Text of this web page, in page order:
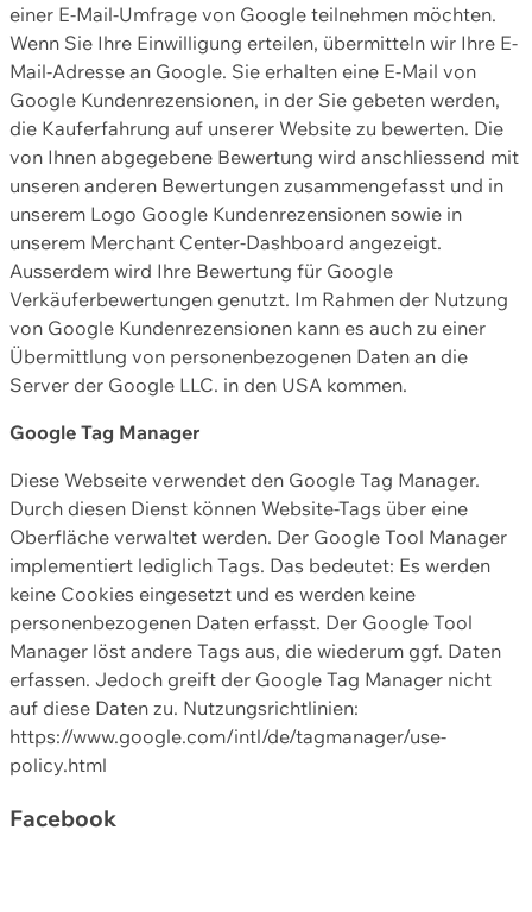
einer E-Mail-Umfrage von Google teilnehmen möchten.
Wenn Sie Ihre Einwilligung erteilen, übermitteln wir Ihre E-
Mail-Adresse an Google. Sie erhalten eine E-Mail von
Google Kundenrezensionen, in der Sie gebeten werden,
die Kauferfahrung auf unserer Website zu bewerten. Die
von Ihnen abgegebene Bewertung wird anschliessend mit
unseren anderen Bewertungen zusammengefasst und in
unserem Logo Google Kundenrezensionen sowie in
unserem Merchant Center-Dashboard angezeigt.
Ausserdem wird Ihre Bewertung für Google
Verkäuferbewertungen genutzt. Im Rahmen der Nutzung
von Google Kundenrezensionen kann es auch zu einer
Übermittlung von personenbezogenen Daten an die
Server der Google LLC. in den USA kommen.
Google Tag Manager
Diese Webseite verwendet den Google Tag Manager.
Durch diesen Dienst können Website-Tags über eine
Oberfläche verwaltet werden. Der Google Tool Manager
implementiert lediglich Tags. Das bedeutet: Es werden
keine Cookies eingesetzt und es werden keine
personenbezogenen Daten erfasst. Der Google Tool
Manager löst andere Tags aus, die wiederum ggf. Daten
erfassen. Jedoch greift der Google Tag Manager nicht
auf diese Daten zu. Nutzungsrichtlinien:
https://www.google.com/intl/de/tagmanager/use-
policy.html
Facebook